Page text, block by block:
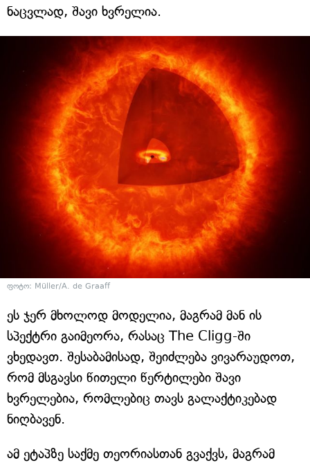
ნაცვლად, შავი ხვრელია.
ფოტო: Müller/A. de Graaff
ეს ჯერ მხოლოდ მოდელია, მაგრამ მან ის
სპექტრი გაიმეორა, რასაც The Cligg-ში
ვხედავთ. შესაბამისად, შეიძლება ვივარაუდოთ,
რომ მსგავსი წითელი წერტილები შავი
ხვრელებია, რომლებიც თავს გალაქტიკებად
ნიღბავენ.
ამ ეტაპზე საქმე თეორიასთან გვაქვს, მაგრამ